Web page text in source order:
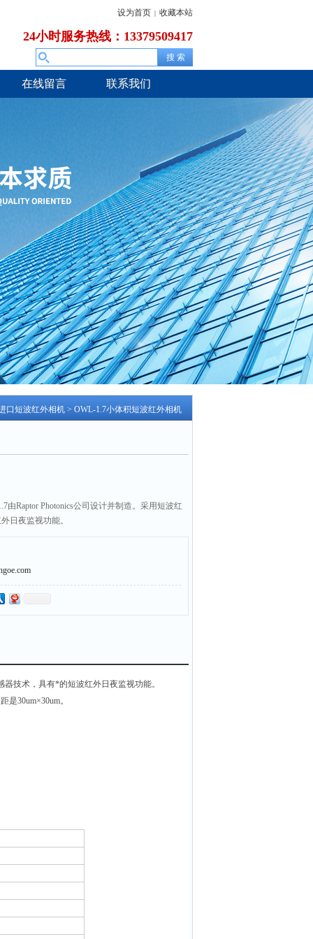
设为首页 | 收藏本站
24小时服务热线：13379509417
在线留言 联系我们
口短波红外相机 > OWL-1.7小体积短波红外相机
由Raptor Photonics公司设计并制造。采用短波红
日夜监视功能。
平面传感器，可提供的像素分辨率是320×256，像
器技术，具有*的短波红外日夜监视功能。
30um×30um。